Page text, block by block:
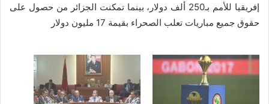
إفريقيا للأمم بـ250 ألف دولار، بينما تمكنت الجزائر من حصول على
حقوق جميع مباريات تعلب الصحراء بقيمة 17 مليون دولار